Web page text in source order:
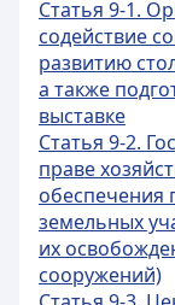
Статья 9-1.
содействие
развитию
а также
выставке
Статья 9-2.
праве
обеспечения
земельных
их
сооружений)